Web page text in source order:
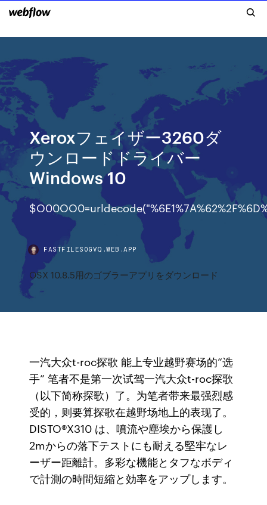
Xeroxフェイザー3260ダ
ウンロードドライバー
Windows 10
FASTFILESOGVQ.WEB.APP
OSX 10.8.5用のゴブラーアプリをダウンロード
一汽大众t-roc探歌 能上专业越野赛场的“选
手” 笔者不是第一次试驾一汽大众t-roc探歌
（以下简称探歌）了。为笔者带来最强烈感
受的，则要算探歌在越野场地上的表现了。
DISTO®X310 は、噴流や塵埃から保護し
2mからの落下テストにも耐える堅牢なレ
ーザー距離計。多彩な機能とタフなボディ
で計測の時間短縮と効率をアップします。